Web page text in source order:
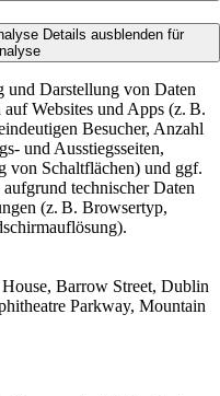
Details ausblenden für
und Darstellung von Daten
Websites und Apps (z. B.
Besucher, Anzahl
und Ausstiegsseiten,
von Schaltflächen) und ggf.
technischer Daten
(z. B. Browsertyp,
Barrow Street, Dublin
Parkway, Mountain